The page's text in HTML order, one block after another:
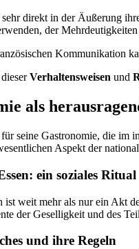
direkt in der Äußerung
der Mehrdeutigkeiten
Kommunikation
Verhaltensweisen und
als
seine Gastronomie, die
Aspekt der
ein soziales Ritual
ist weit mehr als nur ein Akt
der Geselligkeit und des
und ihre Regeln